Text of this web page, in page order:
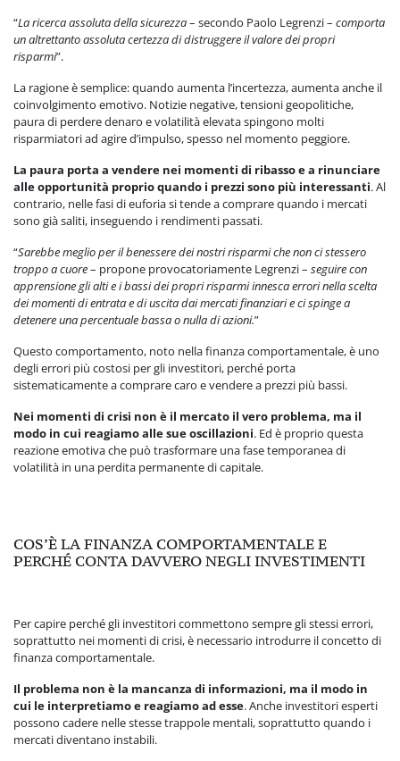
“La ricerca assoluta della sicurezza– secondo Paolo Legrenzi – comporta
un altrettanto assoluta certezza di distruggere il valore dei propri
risparmi”.
La ragione è semplice: quando aumenta l’incertezza, aumenta anche il
coinvolgimento emotivo. Notizie negative, tensioni geopolitiche,
paura di perdere denaro e volatilità elevata spingono molti
risparmiatori ad agire d’impulso, spesso nel momento peggiore.
La paura porta a vendere nei momenti di ribasso e a rinunciare
alle opportunità proprio quando i prezzi sono più interessanti. Al
contrario, nelle fasi di euforia si tende a comprare quando i mercati
sono già saliti, inseguendo i rendimenti passati.
“Sarebbe meglio per il benessere dei nostri risparmi che non ci stessero
troppo a cuore– propone provocatoriamente Legrenzi – seguire con
apprensione gli alti e i bassi dei propri risparmi innesca errori nella scelta
dei momenti di entrata e di uscita dai mercati finanziari e ci spinge a
detenere una percentuale bassa o nulla di azioni.”
Questo comportamento, noto nella finanza comportamentale, è uno
degli errori più costosi per gli investitori, perché porta
sistematicamente a comprare caro e vendere a prezzi più bassi.
Nei momenti di crisi non è il mercato il vero problema, ma il
modo in cui reagiamo alle sue oscillazioni. Ed è proprio questa
reazione emotiva che può trasformare una fase temporanea di
volatilità in una perdita permanente di capitale.
COS’È LA FINANZA COMPORTAMENTALE E
PERCHÉ CONTA DAVVERO NEGLI INVESTIMENTI
Per capire perché gli investitori commettono sempre gli stessi errori,
soprattutto nei momenti di crisi, è necessario introdurre il concetto di
finanza comportamentale.
Il problema non è la mancanza di informazioni, ma il modo in
cui le interpretiamo e reagiamo ad esse. Anche investitori esperti
possono cadere nelle stesse trappole mentali, soprattutto quando i
mercati diventano instabili.